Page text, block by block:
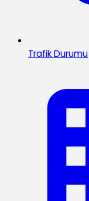
Trafik Durumu